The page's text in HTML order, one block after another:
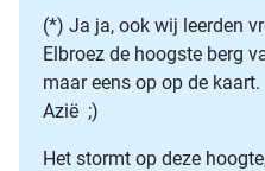
(*) Ja ja, ook wij leerden
Elbroez de hoogste berg
maar eens op op de
Azië ;)
Het stormt op deze